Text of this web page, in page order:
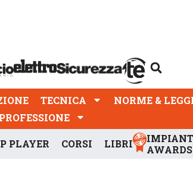
TECNICA NORME &
PROFESSIONE
PLAYER CORSI LIBRI
AWARDS